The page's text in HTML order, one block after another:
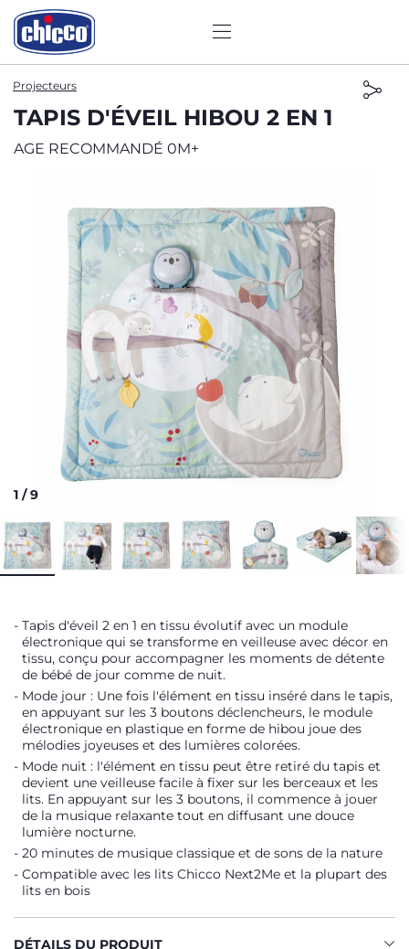
Projecteurs
TAPIS D'ÉVEIL HIBOU 2 EN 1
AGE RECOMMANDÉ 0M+
1 /9
Tapis d'éveil 2 en 1 en tissu évolutif avec un module
électronique qui se transforme en veilleuse avec décor en
tissu, conçu pour accompagner les moments de détente
de bébé de jour comme de nuit.
Mode jour : Une fois l'élément en tissu inséré dans le tapis,
en appuyant sur les 3 boutons déclencheurs, le module
électronique en plastique en forme de hibou joue des
mélodies joyeuses et des lumières colorées.
Mode nuit : l'élément en tissu peut être retiré du tapis et
devient une veilleuse facile à fixer sur les berceaux et les
lits. En appuyant sur les 3 boutons, il commence à jouer
de la musique relaxante tout en diffusant une douce
lumière nocturne.
20 minutes de musique classique et de sons de la nature
Compatible avec les lits Chicco Next2Me et la plupart des
lits en bois
DÉTAILS DU PRODUIT